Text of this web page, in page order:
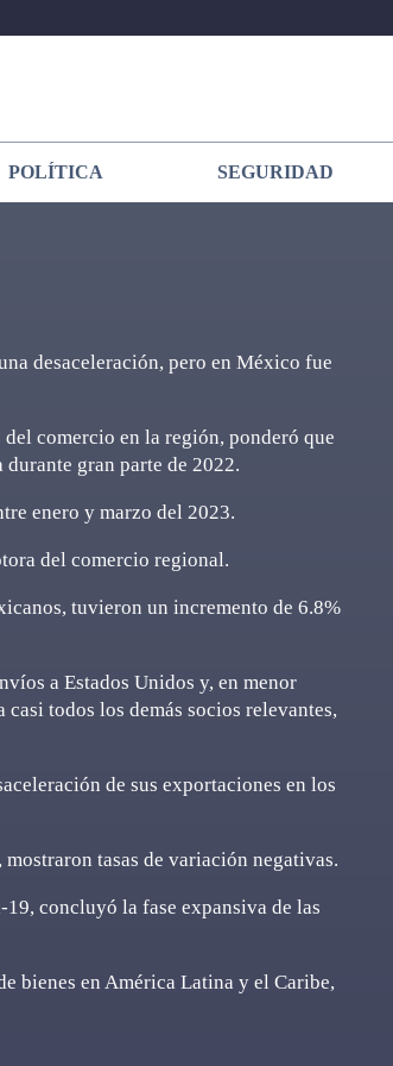
POLÍTICA SEGURIDAD
desaceleración, pero en México fue
comercio en la región, ponderó que
gran parte de 2022.
enero y marzo del 2023.
del comercio regional.
tuvieron un incremento de 6.8%
a Estados Unidos y, en menor
todos los demás socios relevantes,
de sus exportaciones en los
tasas de variación negativas.
concluyó la fase expansiva de las
bienes en América Latina y el Caribe,